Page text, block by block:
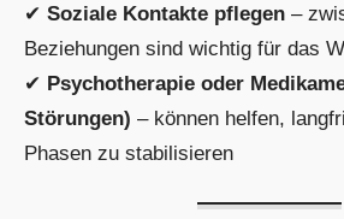
✔ Soziale Kontakte pflegen –
Beziehungen sind wichtig für das
✔ Psychotherapie oder
Störungen) – können helfen,
Phasen zu stabilisieren